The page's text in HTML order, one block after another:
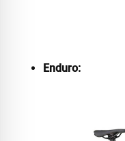
Enduro: